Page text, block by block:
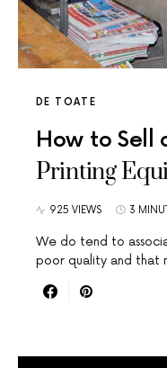
DE TOATE
How to Sell
Printing
925 VIEWS 3
We do tend to
poor quality and that